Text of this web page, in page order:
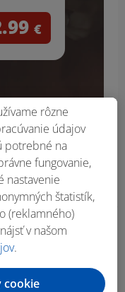
€
rôzne
údajov
potrebné na
fungovanie,
nastavenie
štatistík,
(reklamného)
v našom
.
cookie